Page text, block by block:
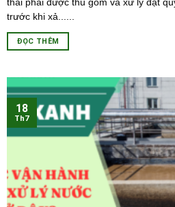
thải phải được thu gom và xử lý đạt
trước khi xả......
ĐỌC THÊM
18
Th7